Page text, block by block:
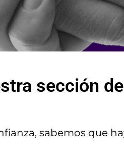
sección
sabemos que